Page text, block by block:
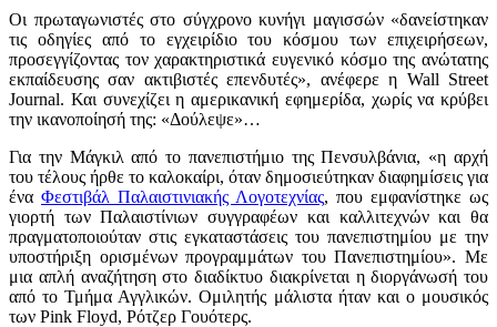
Οι πρωταγωνιστές στο σύγχρονο κυνήγι μαγισσών «δανείστηκαν
τις οδηγίες από το εγχειρίδιο του κόσμου των επιχειρήσεων,
προσεγγίζοντας τον χαρακτηριστικά ευγενικό κόσμο της ανώτατης
εκπαίδευσης σαν ακτιβιστές επενδυτές», ανέφερε η Wall Street
Journal. Και συνεχίζει η αμερικανική εφημερίδα, χωρίς να κρύβει
την ικανοποίησή της: «Δούλεψε»…
Για την Μάγκιλ από το πανεπιστήμιο της Πενσυλβάνια, «η αρχή
του τέλους ήρθε το καλοκαίρι, όταν δημοσιεύτηκαν διαφημίσεις για
ένα Φεστιβάλ Παλαιστινιακής Λογοτεχνίας, που εμφανίστηκε ως
γιορτή των Παλαιστίνιων συγγραφέων και καλλιτεχνών και θα
πραγματοποιούταν στις εγκαταστάσεις του πανεπιστημίου με την
υποστήριξη ορισμένων προγραμμάτων του Πανεπιστημίου». Με
μια απλή αναζήτηση στο διαδίκτυο διακρίνεται η διοργάνωσή του
από το Τμήμα Αγγλικών. Ομιλητής μάλιστα ήταν και ο μουσικός
των Pink Floyd, Ρότζερ Γουότερς.